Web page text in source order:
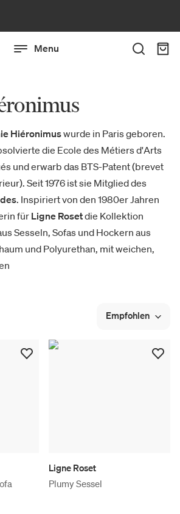
Menu
Hiéronimuswurde in Paris geboren.
die Ecole des Métiers d'Arts
und erwarb das BTS-Patent (brevet
Seit 1976 ist sie Mitglied des
. Inspiriert von den 1980er Jahren
fürLigne Rosetdie Kollektion
Sesseln, Sofas und Hockern aus
und Polyurethan, mit weichen,
Empfohlen
Ligne Roset
Plumy Sessel